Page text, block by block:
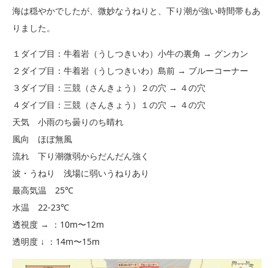
海は穏やかでしたが、微妙なうねりと、下り潮が強い時間帯もあ
りました。
１ダイブ目：牛着岩（うしつきいわ）小牛の裏角 → グンカン
２ダイブ目：牛着岩（うしつきいわ）島前 → ブルーコーナー
３ダイブ目：三競（さんきょう）２の穴 → ４の穴
４ダイブ目：三競（さんきょう）１の穴 → ４の穴
天気 小雨のち曇りのち晴れ
風向 ほぼ無風
流れ 下り潮微弱からだんだん強く
波・うねり 浅場に弱いうねりあり
最高気温 25℃
水温 22-23℃
透視度 → ：10m〜12m
透明度 ↓ ：14m〜15m